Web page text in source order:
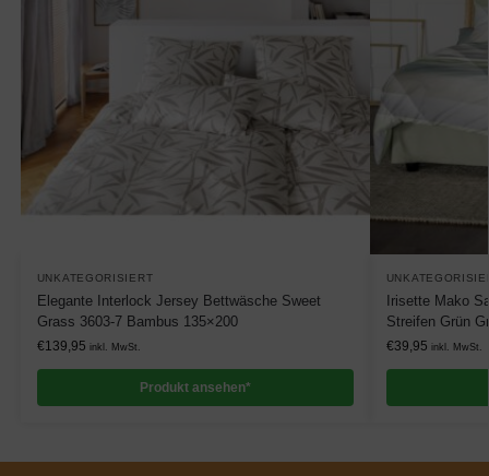
UNKATEGORISIERT
Elegante Interlock Jersey Bettwäsche Sweet
Grass 3603-7 Bambus 135×200
€139,95 inkl. MwSt.
Produkt ansehen*
Irisette Mako
Streifen Grün
€39,95 inkl. MwSt.